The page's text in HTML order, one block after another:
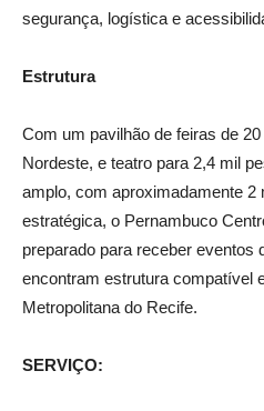
segurança, logística e
Estrutura
Com um pavilhão de feiras de
Nordeste, e teatro para 2,4 mil
amplo, com aproximadamente 2
estratégica, o Pernambuco
preparado para receber eventos
encontram estrutura compatível
Metropolitana do Recife.
SERVIÇO: